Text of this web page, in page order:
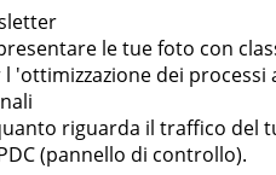
le tue foto con
'ottimizzazione dei processi
riguarda il traffico del
(pannello di controllo).